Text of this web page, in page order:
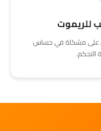
للريموت
على مشكلة في حساس
التحكم.